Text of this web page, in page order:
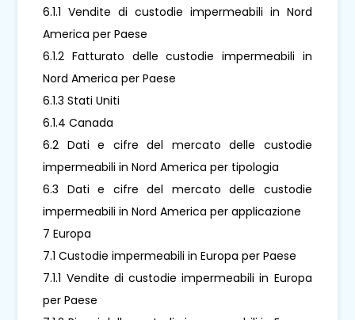
6.1.1 Vendite di custodie impermeabili in Nord
America per Paese
6.1.2 Fatturato delle custodie impermeabili in
Nord America per Paese
6.1.3 Stati Uniti
6.1.4 Canada
6.2 Dati e cifre del mercato delle custodie
impermeabili in Nord America per tipologia
6.3 Dati e cifre del mercato delle custodie
impermeabili in Nord America per applicazione
7 Europa
7.1 Custodie impermeabili in Europa per Paese
7.1.1 Vendite di custodie impermeabili in Europa
per Paese